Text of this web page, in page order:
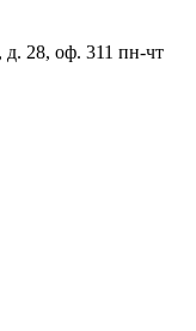
28, оф. 311 пн-чт